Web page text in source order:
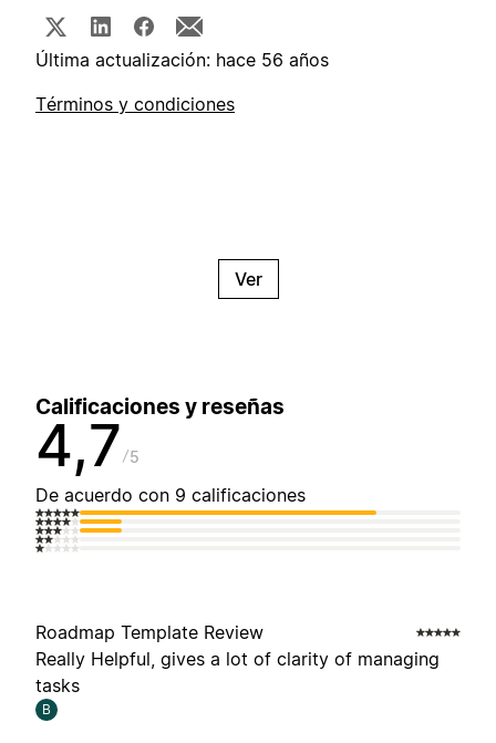
Última actualización: hace 56 años
Términos y condiciones
Ver
Calificaciones y reseñas
4,7 5
De acuerdo con 9 calificaciones
Roadmap Template Review
Really Helpful, gives a lot of clarity of managing
tasks
B